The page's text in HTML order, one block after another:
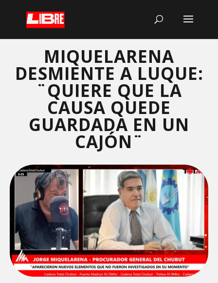
MIQUELARENA
DESMIENTE A LUQUE:
¨QUIERE QUE LA
CAUSA QUEDE
GUARDADA EN UN
CAJÓN¨